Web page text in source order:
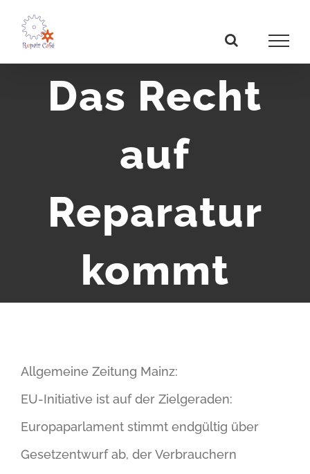
Inhalt
springen
Das Recht
auf
Reparatur
kommt
Allgemeine Zeitung Mainz:
EU-Initiative ist auf der Zielgeraden:
Europaparlament stimmt endgültig über
Gesetzentwurf ab, der Verbrauchern